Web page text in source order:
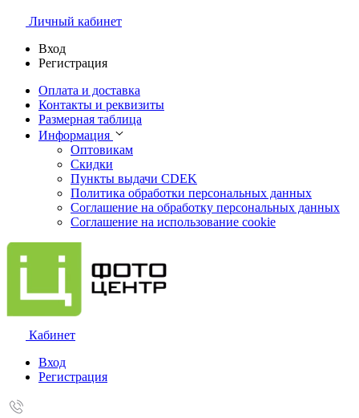
Личный кабинет
Вход
Регистрация
Оплата и доставка
Контакты и реквизиты
Размерная таблица
Информация
Оптовикам
Скидки
Пункты выдачи CDEK
Политика обработки персональных данных
Соглашение на обработку персональных данных
Соглашение на использование cookie
Кабинет
Вход
Регистрация